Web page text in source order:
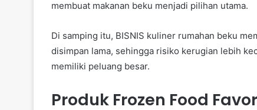
membuat makanan beku menjadi pilihan utama.
Di samping itu, BISNIS kuliner rumahan beku
disimpan lama, sehingga risiko kerugian lebih
memiliki peluang besar.
Produk Frozen Food